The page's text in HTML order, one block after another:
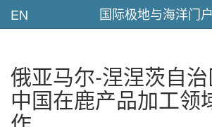
EN 国际极地与海洋门户
俄亚马尔-涅涅茨自
中国在鹿产品加工领